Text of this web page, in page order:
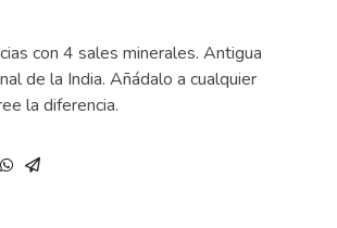
con 4 sales minerales. Antigua
de la India. Añádalo a cualquier
la diferencia.